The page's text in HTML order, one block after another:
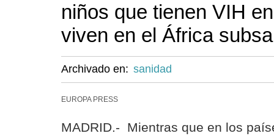
niños que tienen VIH
viven en el África
Archivado en: sanidad
EUROPA PRESS
MADRID.- Mientras que en los